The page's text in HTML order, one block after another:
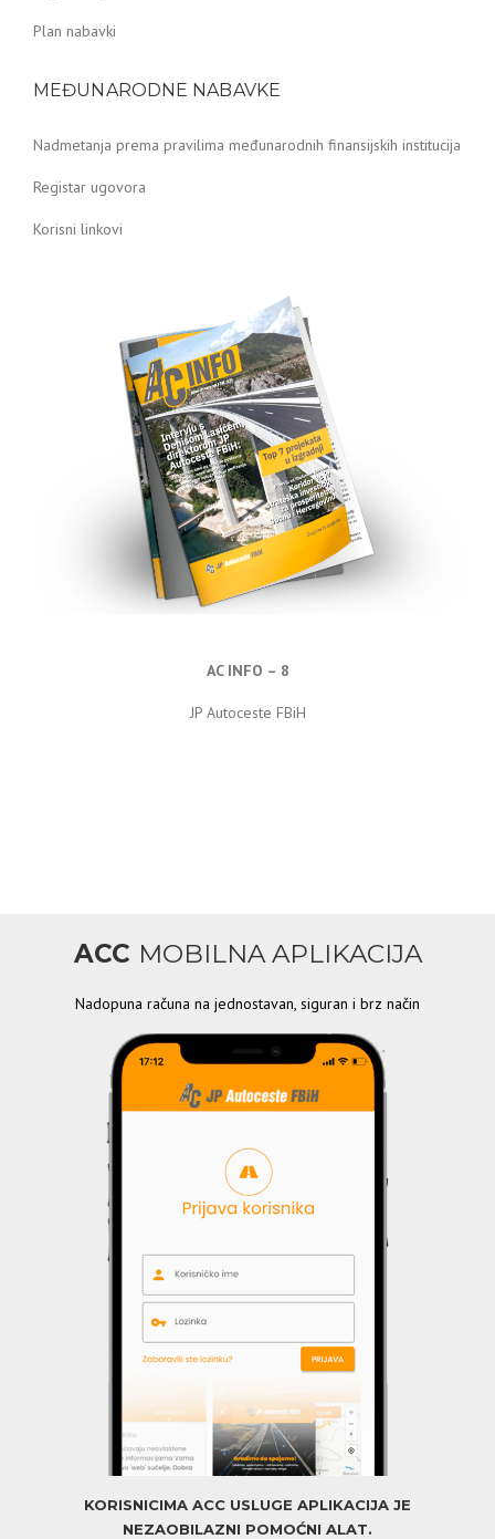
Plan nabavki
MEĐUNARODNE NABAVKE
Nadmetanja prema pravilima međunarodnih finansijskih institucija
Registar ugovora
Korisni linkovi
AC INFO – 8
JP Autoceste FBiH
ACC MOBILNA APLIKACIJA
Nadopuna računa na jednostavan, siguran i brz način
KORISNICIMA ACC USLUGE APLIKACIJA JE
NEZAOBILAZNI POMOĆNI ALAT.